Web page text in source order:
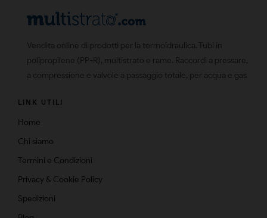
LINK UTILI
Home
Chi siamo
Termini e Condizioni
Privacy & Cookie Policy
Spedizioni